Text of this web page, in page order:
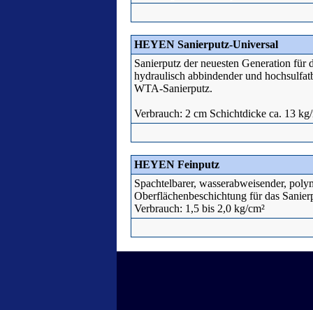
HEYEN Sanierputz-Universal
Sanierputz der neuesten Generation
hydraulisch abbindender und
WTA-Sanierputz.
Verbrauch: 2 cm Schichtdicke ca. 13 kg/
HEYEN Feinputz
Spachtelbarer, wasserabweisender,
Oberflächenbeschichtung für das
Verbrauch: 1,5 bis 2,0 kg/cm²